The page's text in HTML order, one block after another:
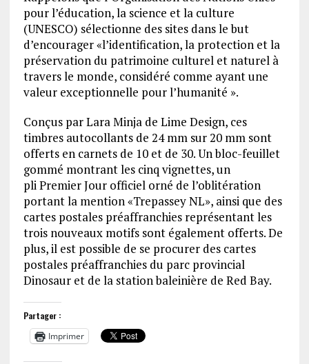
pour l’éducation, la science et la culture
(UNESCO) sélectionne des sites dans le but
d’encourager «l’identification, la protection et la
préservation du patrimoine culturel et naturel à
travers le monde, considéré comme ayant une
valeur exceptionnelle pour l’humanité ».
Conçus par Lara Minja de Lime Design, ces
timbres autocollants de 24 mm sur 20 mm sont
offerts en carnets de 10 et de 30. Un bloc-feuillet
gommé montrant les cinq vignettes, un
pli Premier Jour officiel orné de l’oblitération
portant la mention «Trepassey NL», ainsi que des
cartes postales préaffranchies représentant les
trois nouveaux motifs sont également offerts. De
plus, il est possible de se procurer des cartes
postales préaffranchies du parc provincial
Dinosaur et de la station baleinière de Red Bay.
Partager :
Imprimer